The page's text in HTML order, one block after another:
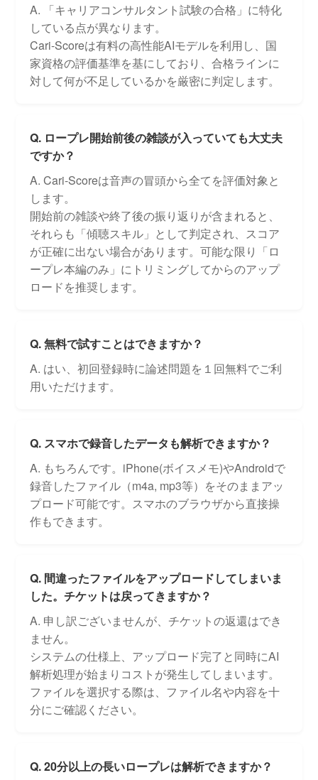
A. 「キャリアコンサルタント試験の合格」に特化
している点が異なります。
Cari-Scoreは有料の高性能AIモデルを利用し、国
家資格の評価基準を基にしており、合格ラインに
対して何が不足しているかを厳密に判定します。
Q. ロープレ開始前後の雑談が入っていても大丈夫
ですか？
A. Cari-Scoreは音声の冒頭から全てを評価対象と
します。
開始前の雑談や終了後の振り返りが含まれると、
それらも「傾聴スキル」として判定され、スコア
が正確に出ない場合があります。可能な限り「ロ
ープレ本編のみ」にトリミングしてからのアップ
ロードを推奨します。
Q. 無料で試すことはできますか？
A. はい、初回登録時に論述問題を１回無料でご利
用いただけます。
Q. スマホで録音したデータも解析できますか？
A. もちろんです。iPhone(ボイスメモ)やAndroidで
録音したファイル（m4a, mp3等）をそのままアッ
プロード可能です。スマホのブラウザから直接操
作もできます。
Q. 間違ったファイルをアップロードしてしまいま
した。チケットは戻ってきますか？
A. 申し訳ございませんが、チケットの返還はでき
ません。
システムの仕様上、アップロード完了と同時にAI
解析処理が始まりコストが発生してしまいます。
ファイルを選択する際は、ファイル名や内容を十
分にご確認ください。
Q. 20分以上の長いロープレは解析できますか？